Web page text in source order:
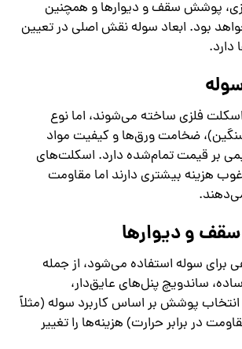
پوشش سقف و دیوارها و همچنین
بود. ابعاد سوله نقش اصلی در تعیین
دارد.
اسکلت فلزی ساخته می‌شوند، اما نوع
ضخامت ورق‌ها و کیفیت مواد
بر قیمت تمام‌شده دارد. اسکلت‌های
هزینه بیشتری دارند اما مقاومت
و دیوارها
سوله استفاده می‌شود، از جمله
ساندویچ پنل‌های عایق‌دار،
انتخاب پوشش بر اساس کاربرد سوله (مثلاً
در برابر حرارت) هزینه‌ها را تغییر